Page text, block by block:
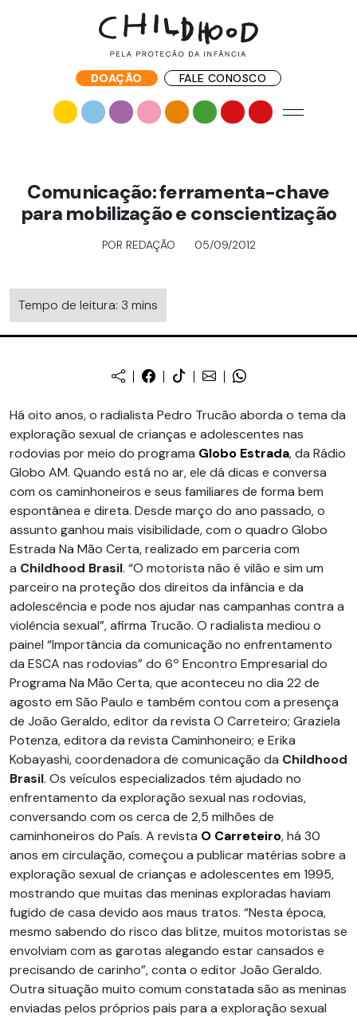
DOAÇÃO FALE CONOSCO
Comunicação: ferramenta-chave
para mobilização e conscientização
POR REDAÇÃO 05/09/2012
Tempo de leitura: 3 mins
Há oito anos, o radialista Pedro Trucão aborda o tema da
exploração sexual de crianças e adolescentes nas
rodovias por meio do programa Globo Estrada, da Rádio
Globo AM. Quando está no ar, ele dá dicas e conversa
com os caminhoneiros e seus familiares de forma bem
espontânea e direta. Desde março do ano passado, o
assunto ganhou mais visibilidade, com o quadro Globo
Estrada Na Mão Certa, realizado em parceria com
a Childhood Brasil. “O motorista não é vilão e sim um
parceiro na proteção dos direitos da infância e da
adolescência e pode nos ajudar nas campanhas contra a
violência sexual”, afirma Trucão. O radialista mediou o
painel “Importância da comunicação no enfrentamento
da ESCA nas rodovias” do 6º Encontro Empresarial do
Programa Na Mão Certa, que aconteceu no dia 22 de
agosto em São Paulo e também contou com a presença
de João Geraldo, editor da revista O Carreteiro; Graziela
Potenza, editora da revista Caminhoneiro; e Erika
Kobayashi, coordenadora de comunicação da Childhood
Brasil. Os veículos especializados têm ajudado no
enfrentamento da exploração sexual nas rodovias,
conversando com os cerca de 2,5 milhões de
caminhoneiros do País. A revista O Carreteiro, há 30
anos em circulação, começou a publicar matérias sobre a
exploração sexual de crianças e adolescentes em 1995,
mostrando que muitas das meninas exploradas haviam
fugido de casa devido aos maus tratos. “Nesta época,
mesmo sabendo do risco das blitze, muitos motoristas se
envolviam com as garotas alegando estar cansados e
precisando de carinho”, conta o editor João Geraldo.
Outra situação muito comum constatada são as meninas
enviadas pelos próprios pais para a exploração sexual